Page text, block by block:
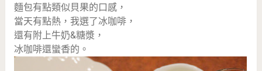
麵包有點類似貝果的口感，
當天有點熱，我選了冰咖啡，
還有附上牛奶&糖漿，
冰咖啡還蠻香的。